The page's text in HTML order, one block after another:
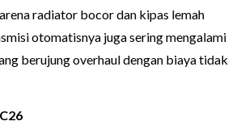
radiator bocor dan kipas lemah
otomatisnya juga sering mengalami
berujung overhaul dengan biaya tidak